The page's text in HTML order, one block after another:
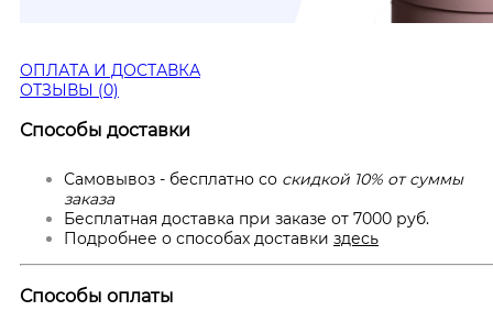
ОПЛАТА И ДОСТАВКА
ОТЗЫВЫ (0)
Способы доставки
Самовывоз - бесплатно со скидкой 10% от суммы
заказа
Бесплатная доставка при заказе от 7000 руб.
Подробнее о способах доставки здесь
Способы оплаты